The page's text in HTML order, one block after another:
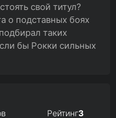
свой титул?
о подставных боях
таких
бы Рокки сильных
Рейтинг3